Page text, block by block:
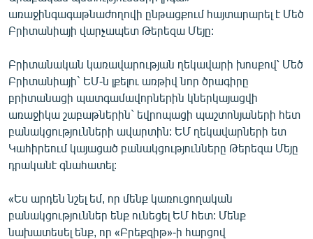
ՓՈԴՔԱՍԹ
Հայերեն
English
Русский
ՀԵՏԵՎԵՔ ՄԵԶ
առաջինգագաթնաժողովի ընթացքում հայտարարել է Մեծ
Բրիտանիայի վարչապետ Թերեզա Մեյը:
Բրիտանական կառավարության ղեկավարի խոսքով՝ Մեծ
Բրիտանիայի` ԵՄ-ն լքելու առթիվ նոր ծրագիրը
բրիտանացի պատգամավորներին կներկայացվի
առաջիկա շաբաթներին` եվրոպացի պաշտոնյաների հետ
բանակցությունների ավարտին: ԵՄ ղեկավարների ետ
Կահիրեում կայացած բանակցությունները Թերեզա Մեյը
դրականէ գնահատել:
«Ես արդեն նշել եմ, որ մենք կառուցողական
բանակցություններ ենք ունեցել ԵՄ հետ: Մենք
նախատեսել ենք, որ «Բրեքզիթ»-ի հարցով